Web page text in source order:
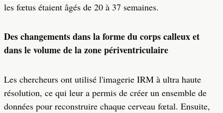
les fœtus étaient âgés de 20 à 37 semaines.
Des changements dans la forme du corps calleux et
dans le volume de la zone périventriculaire
Les chercheurs ont utilisé l'imagerie IRM à ultra haute
résolution, ce qui leur a permis de créer un ensemble de
données pour reconstruire chaque cerveau fœtal. Ensuite,